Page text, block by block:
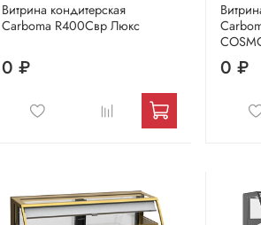
Витрина кондитерская
Carboma R400Cвр Люкс
0 ₽ 0 ₽